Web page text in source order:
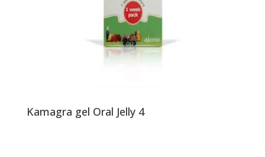
Kamagra gel Oral Jelly 4